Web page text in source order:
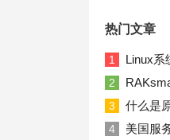
热门文章
1 Linux系
2
3 什么是
4 美国服